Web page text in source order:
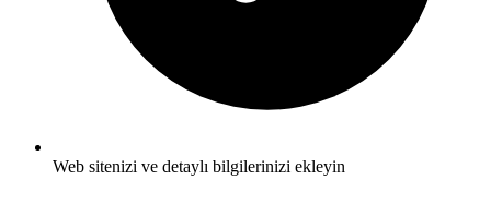
Web sitenizi ve detaylı bilgilerinizi ekleyin